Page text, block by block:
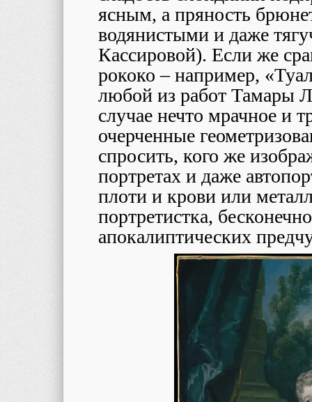
ясным, а пряность
водянистыми и даже
Кассировой). Если же
рококо – например,
любой из работ Тамары
случае нечто мрачное и
очерченные
спросить, кого же
портретах и даже
плоти и крови или
портретистка,
апокалиптических